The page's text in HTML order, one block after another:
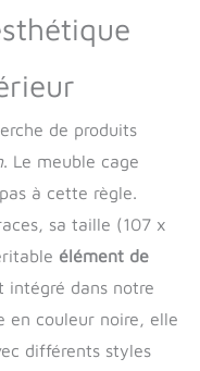
SATISFACTION
】Pour
à tout
Notre
à votre
dans les
heures. En cas
problème avec
commande,
pas à nous
de produits
. Le meuble cage
à cette règle.
sa taille (107 x
élément de
intégré dans notre
en couleur noire, elle
différents styles